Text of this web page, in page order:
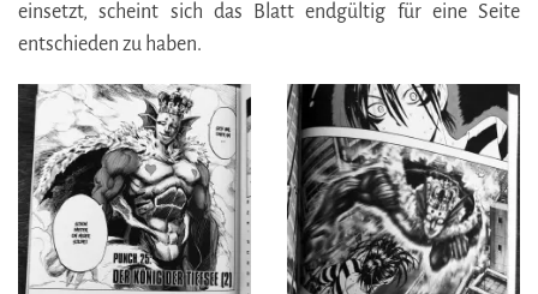
einsetzt, scheint sich das Blatt endgültig für eine Seite
entschieden zu haben.